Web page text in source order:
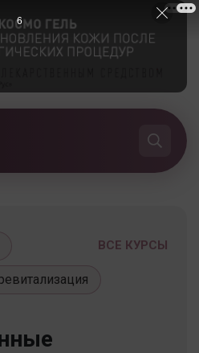
ВСЕ КУРСЫ
5